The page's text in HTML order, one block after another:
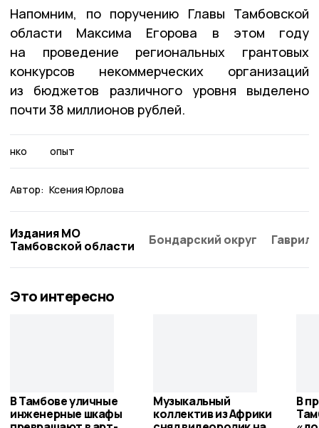
Напомним, по поручению Главы Тамбовской
области Максима Егорова в этом году
на проведение региональных грантовых
конкурсов некоммерческих организаций
из бюджетов различного уровня выделено
почти 38 миллионов рублей.
нко опыт
Автор: Ксения Юрлова
Издания МО
Тамбовской области
Бондарский округ
Это интересно
В Тамбове уличные
инженерные шкафы
Музыкальный
коллектив из Африки
В